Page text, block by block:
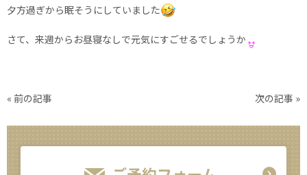
夕方過ぎから眠そうにしていました
さて、来週からお昼寝なしで元気にすごせるでしょうか
« 前の記事 次の記事 »